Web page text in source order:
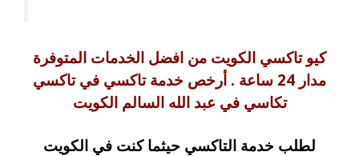
كيو تاكسي الكويت من افضل الخدمات المتوفرة
مدار 24 ساعة . أرخص خدمة تاكسي في تاكسي
تكاسي في عبد الله السالم الكويت
لطلب خدمة التاكسي حيثما كنت في الكويت